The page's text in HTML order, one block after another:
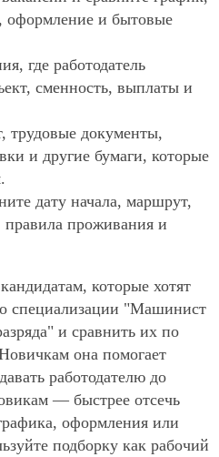
оформление и бытовые
где работодатель
сменность, выплаты и
трудовые документы,
и другие бумаги, которые
дату начала, маршрут,
правила проживания и
которые хотят
специализации "Машинист
и сравнить их по
она помогает
работодателю до
— быстрее отсечь
оформления или
подборку как рабочий